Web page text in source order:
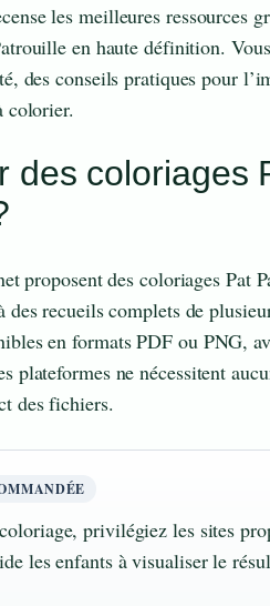
les meilleures ressources
en haute définition.
des conseils pratiques pour
colorier.
des coloriages
proposent des coloriages
recueils complets de
en formats PDF ou PNG,
plateformes ne nécessitent
des fichiers.
privilégiez les sites
les enfants à visualiser le